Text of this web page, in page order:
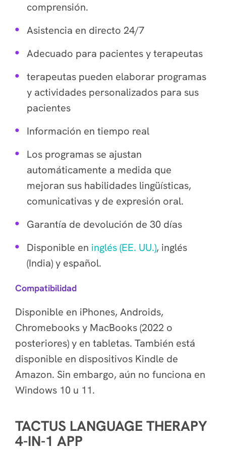
comprensión.
Asistencia en directo 24/7
Adecuado para pacientes y terapeutas
terapeutas pueden elaborar programas
y actividades personalizados para sus
pacientes
Información en tiempo real
Los programas se ajustan
automáticamente a medida que
mejoran sus habilidades lingüísticas,
comunicativas y de expresión oral.
Garantía de devolución de 30 días
Disponible en inglés (EE. UU.), inglés
(India) y español.
Compatibilidad
Disponible en iPhones, Androids,
Chromebooks y MacBooks (2022 o
posteriores) y en tabletas. También está
disponible en dispositivos Kindle de
Amazon. Sin embargo, aún no funciona en
Windows 10 u 11.
TACTUS LANGUAGE THERAPY
4-IN-1 APP